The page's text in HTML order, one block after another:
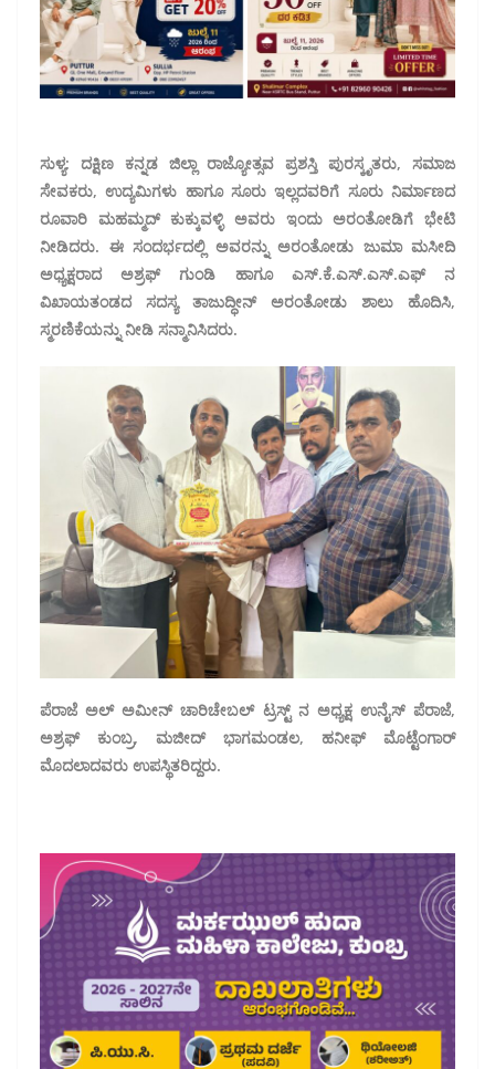
ಸುಳ್ಯ: ದಕ್ಷಿಣ ಕನ್ನಡ ಜಿಲ್ಲಾ ರಾಜ್ಯೋತ್ಸವ ಪ್ರಶಸ್ತಿ ಪುರಸ್ಕೃತರು, ಸಮಾಜ
ಸೇವಕರು, ಉದ್ಯಮಿಗಳು ಹಾಗೂ ಸೂರು ಇಲ್ಲದವರಿಗೆ ಸೂರು ನಿರ್ಮಾಣದ
ರೂವಾರಿ ಮಹಮ್ಮದ್ ಕುಕ್ಕುವಳ್ಳಿ ಅವರು ಇಂದು ಅರಂತೋಡಿಗೆ ಭೇಟಿ
ನೀಡಿದರು. ಈ ಸಂದರ್ಭದಲ್ಲಿ ಅವರನ್ನು ಅರಂತೋಡು ಜುಮಾ ಮಸೀದಿ
ಅಧ್ಯಕ್ಷರಾದ ಅಶ್ರಫ್ ಗುಂಡಿ ಹಾಗೂ ಎಸ್.ಕೆ.ಎಸ್.ಎಸ್.ಎಫ್ ನ
ವಿಖಾಯತಂಡದ ಸದಸ್ಯ ತಾಜುದ್ಧೀನ್ ಅರಂತೋಡು ಶಾಲು ಹೊದಿಸಿ,
ಸ್ಮರಣಿಕೆಯನ್ನು ನೀಡಿ ಸನ್ಮಾನಿಸಿದರು.
ಪೆರಾಜೆ ಅಲ್ ಅಮೀನ್ ಚಾರಿಚೇಬಲ್ ಟ್ರಸ್ಟ್ ನ ಅಧ್ಯಕ್ಷ ಉನೈಸ್ ಪೆರಾಜೆ,
ಅಶ್ರಫ್ ಕುಂಬ್ರ, ಮಜೀದ್ ಭಾಗಮಂಡಲ, ಹನೀಫ್ ಮೊಟ್ಟೆಂಗಾರ್
ಮೊದಲಾದವರು ಉಪಸ್ಥಿತರಿದ್ದರು.